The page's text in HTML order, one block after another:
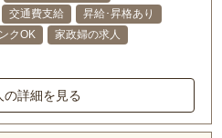
交通費支給
昇給･昇格あり
クOK
家政婦の求人
の詳細を見る